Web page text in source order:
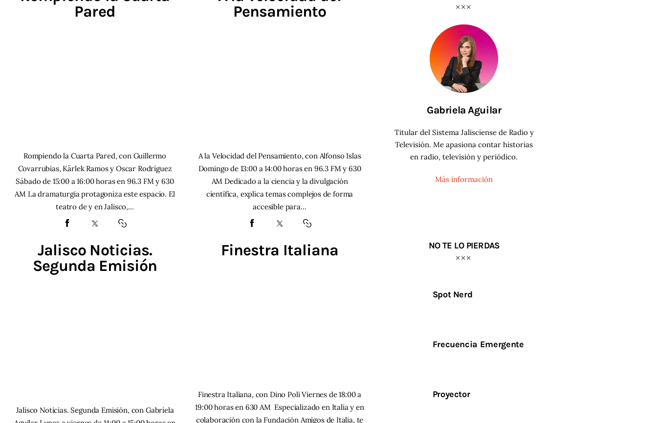
Pared
Rompiendo la Cuarta Pared, con Guillermo
Covarrubias, Kärlek Ramos y Oscar Rodríguez
Sábado de 15:00 a 16:00 horas en 96.3 FM y 630
AM La dramaturgia protagoniza este espacio. El
teatro de y en Jalisco,…
Pensamiento
A la Velocidad del Pensamiento, con Alfonso Islas
Domingo de 13:00 a 14:00 horas en 96.3 FM y 630
AM Dedicado a la ciencia y la divulgación
científica, explica temas complejos de forma
accesible para…
Jalisco Noticias.
Segunda Emisión
Jalisco Noticias. Segunda Emisión, con Gabriela
Finestra Italiana
Finestra Italiana, con Dino Poli Viernes de 18:00 a
19:00 horas en 630 AM Especializado en Italia y en
colaboración con la Fundación Amigos de Italia, te
Gabriela Aguilar
Titular del Sistema Jalisciense de Radio y
Televisión. Me apasiona contar historias
en radio, televisión y periódico.
Más información
NO TE LO PIERDAS
Spot Nerd
Frecuencia Emergente
Proyector